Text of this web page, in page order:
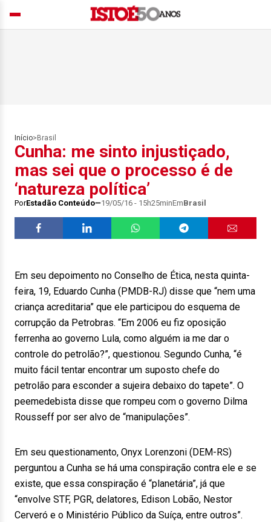
Início> Brasil
Cunha: me sinto injustiçado,
mas sei que o processo é de
‘natureza política’
PorEstadão Conteúdo 19/05/16 - 15h25minEmBrasil
Em seu depoimento no Conselho de Ética, nesta quinta-
feira, 19, Eduardo Cunha (PMDB-RJ) disse que “nem uma
criança acreditaria” que ele participou do esquema de
corrupção da Petrobras. “Em 2006 eu fiz oposição
ferrenha ao governo Lula, como alguém ia me dar o
controle do petrolão?”, questionou. Segundo Cunha, “é
muito fácil tentar encontrar um suposto chefe do
petrolão para esconder a sujeira debaixo do tapete”. O
peemedebista disse que rompeu com o governo Dilma
Rousseff por ser alvo de “manipulações”.
Em seu questionamento, Onyx Lorenzoni (DEM-RS)
perguntou a Cunha se há uma conspiração contra ele e se
existe, que essa conspiração é “planetária”, já que
“envolve STF, PGR, delatores, Edison Lobão, Nestor
Cerveró e o Ministério Público da Suíça, entre outros”.